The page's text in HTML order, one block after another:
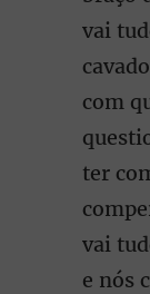
vai
com
ter
vai
e nós